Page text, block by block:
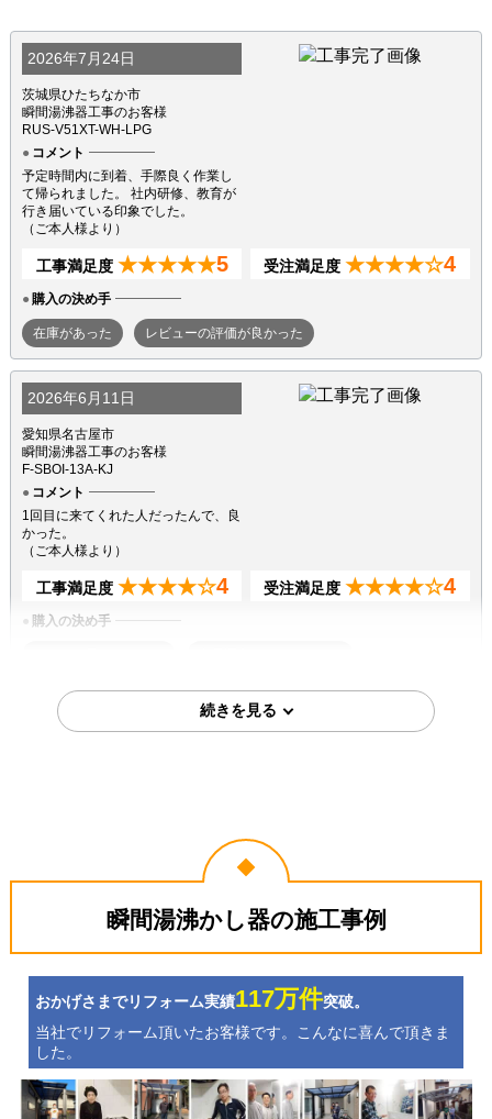
2026年7月24日
茨城県ひたちなか市
瞬間湯沸器工事のお客様
RUS-V51XT-WH-LPG
コメント
予定時間内に到着、手際良く作業し
て帰られました。 社内研修、教育が
行き届いている印象でした。
（ご本人様より）
工事満足度 ★★★★★5 受注満足度 ★★★★☆4
購入の決め手
在庫があった レビューの評価が良かった
2026年6月11日
愛知県名古屋市
瞬間湯沸器工事のお客様
F-SBOI-13A-KJ
コメント
1回目に来てくれた人だったんで、良
かった。
（ご本人様より）
工事満足度 ★★★★☆4 受注満足度 ★★★★☆4
購入の決め手
2026年6月10日
随分様々なサイトを調べて見積もり
も取って調べましたが、最終的にこ
ちらよりお安い所は見つかりません
（ご本人様より）
購入の決め手
価格が安かった レビューの評価が良かった
お客様の声をもっと見る
瞬間湯沸かし器の施工事例
おかげさまでリフォーム実績117万件突破。
当社でリフォーム頂いたお客様です。こんなに喜んで頂きま
した。